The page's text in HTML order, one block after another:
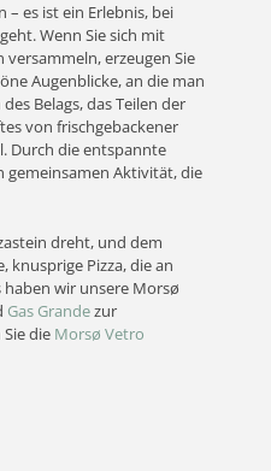
– es ist ein Erlebnis, bei
Wenn Sie sich mit
erzeugen Sie
Augenblicke, an die man
Belags, das Teilen der
von frischgebackener
Durch die entspannte
gemeinsamen Aktivität, die
dreht, und dem
knusprige Pizza, die an
wir unsere Morsø
Gas Grandezur
die Morsø Vetro